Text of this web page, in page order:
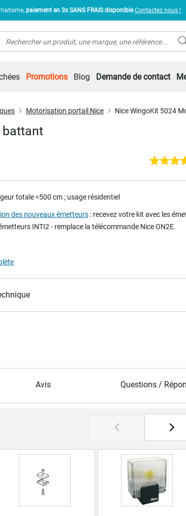
paiement en 3x SANS FRAIS disponible Contactez nous !
Promotions Blog Demande de contact
Motorisation portail Nice Nice WingoKit 5024
battant
totale <500 cm ; usage résidentiel
des nouveaux émetteurs: recevez votre kit avec les
INTI2 - remplace la télécommande Nice ON2E.
Avis Questions /